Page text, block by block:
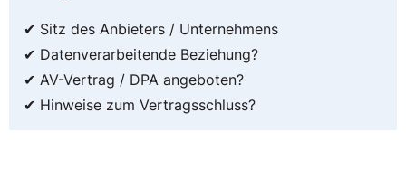
✔ Sitz des Anbieters / Unternehmens
✔ Datenverarbeitende Beziehung?
✔ AV-Vertrag / DPA angeboten?
✔ Hinweise zum Vertragsschluss?